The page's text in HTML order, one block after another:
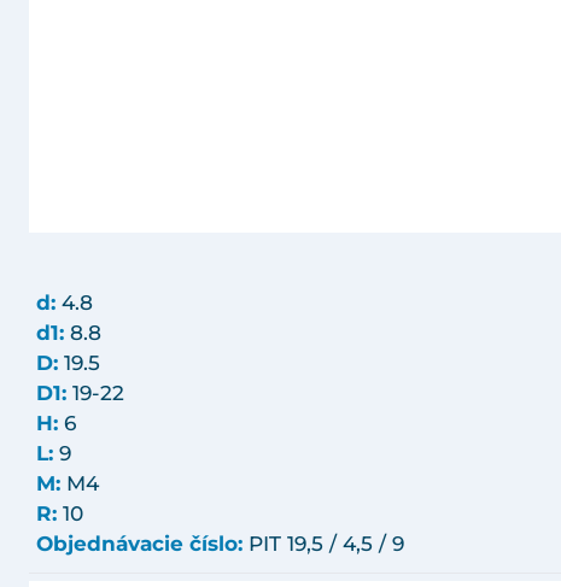
d: 4.8
d1: 8.8
D: 19.5
D1: 19-22
H: 6
L: 9
M: M4
R: 10
Objednávacie číslo: PIT 19,5 / 4,5 / 9